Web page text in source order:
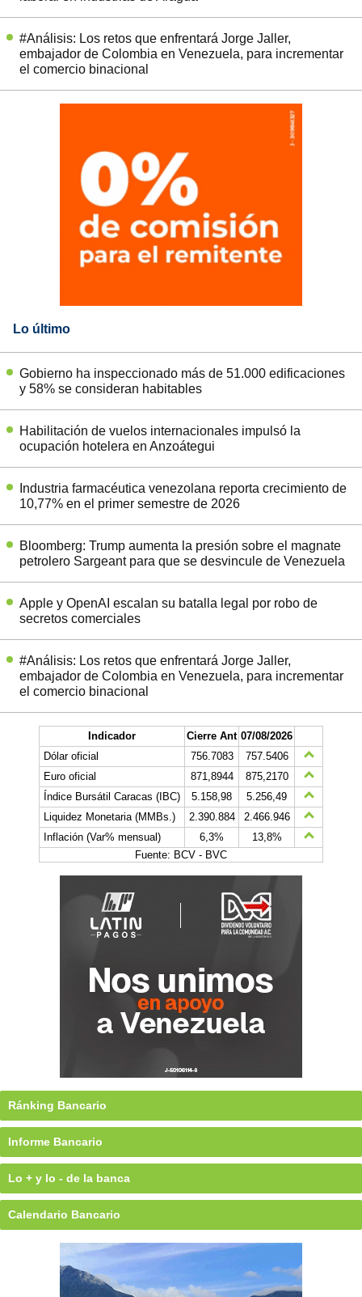
#Análisis: Los retos que enfrentará Jorge Jaller,
embajador de Colombia en Venezuela, para incrementar
el comercio binacional
Lo último
Gobierno ha inspeccionado más de 51.000 edificaciones
y 58% se consideran habitables
Habilitación de vuelos internacionales impulsó la
ocupación hotelera en Anzoátegui
Industria farmacéutica venezolana reporta crecimiento de
10,77% en el primer semestre de 2026
Bloomberg: Trump aumenta la presión sobre el magnate
petrolero Sargeant para que se desvincule de Venezuela
Apple y OpenAI escalan su batalla legal por robo de
secretos comerciales
#Análisis: Los retos que enfrentará Jorge Jaller,
embajador de Colombia en Venezuela, para incrementar
el comercio binacional
Indicador Cierre Ant 07/08/2026
Dólar oficial
756.7083
757.5406
Euro oficial
871,8944
875,2170
Índice Bursátil Caracas (IBC)
5.158,98
5.256,49
Liquidez Monetaria (MMBs.)
2.390.884
2.466.946
Inflación (Var% mensual)
6,3%
13,8%
Fuente: BCV - BVC
Ránking Bancario
Informe Bancario
Lo + y lo - de la banca
Calendario Bancario